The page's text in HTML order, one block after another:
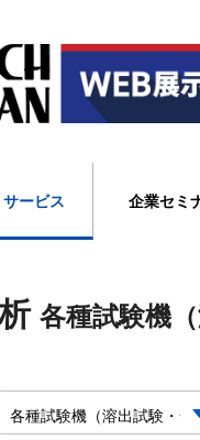
ービス 企業セミ
各種試験機